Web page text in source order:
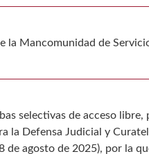
Mancomunidad de
selectivas de acceso libre,
la Defensa Judicial y
de agosto de 2025), por la